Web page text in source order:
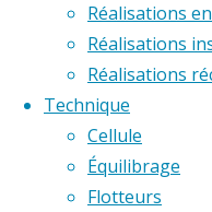
Réalisations
Réalisations
Réalisations
Technique
Cellule
Équilibrage
Flotteurs